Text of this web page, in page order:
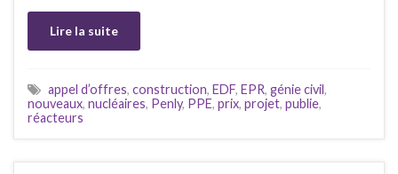
Lire la suite
appel d’offres, construction, EDF, EPR, génie civil,
nouveaux, nucléaires, Penly, PPE, prix, projet, publie,
réacteurs